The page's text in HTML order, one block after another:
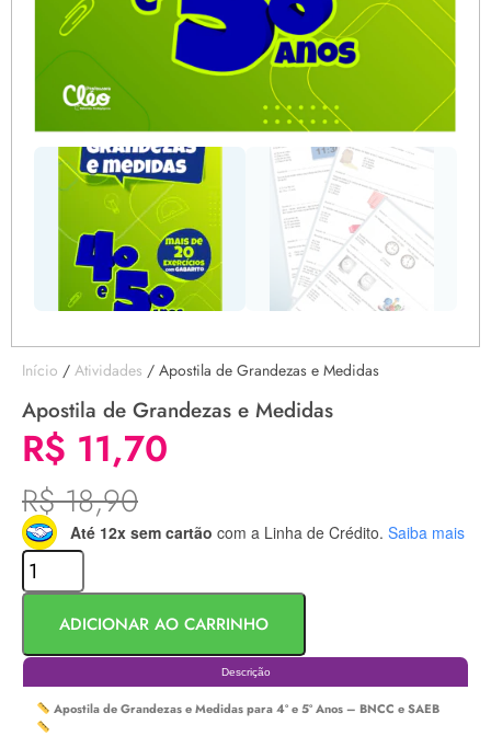
Início / Atividades / Apostila de Grandezas e Medidas
Apostila de Grandezas e Medidas
R$ 11,70
R$18,90
Até 12x sem cartão com a Linha de Crédito. Saiba mais
ADICIONAR AO CARRINHO
Descrição
Apostila de Grandezas e Medidas para 4º e 5º Anos – BNCC e SAEB